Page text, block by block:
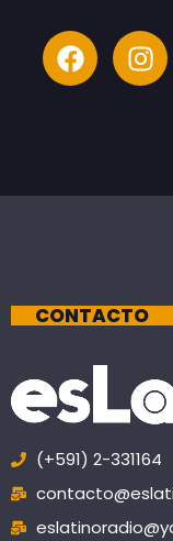
CONTACTO
(+591) 2-331164